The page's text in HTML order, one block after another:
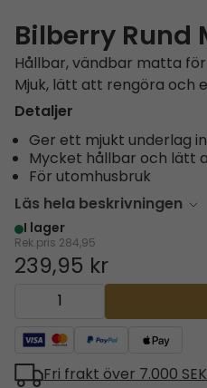
Bilberry Rund
Hållbar, vändbar matta
Mjuk, lätt att rengöra och
Detaljer
Ger ett mjukt underlag
Mycket hållbar och lätt
För utomhusbruk
Läs hela beskrivningen
I lager
Rek.pris 284,95
239,95 kr
Fri frakt över 7.000